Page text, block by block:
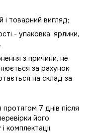
і товарний вигляд;
- упаковка, ярлики,
з причини, не
за рахунок
на склад за
7 днів після
його
комплектації.